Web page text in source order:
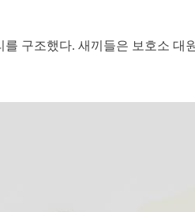
구조했다. 새끼들은 보호소 대